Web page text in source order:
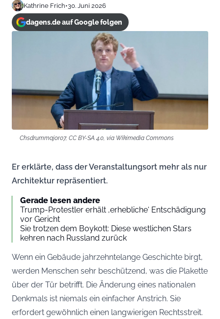
Kathrine Frich•30. Juni 2026
dagens.de auf Google folgen
Chsdrummajor07, CC BY-SA 4.0, via Wikimedia Commons
Er erklärte, dass der Veranstaltungsort mehr als nur
Architektur repräsentiert.
Gerade lesen andere
Trump-Protestler erhält ‚erhebliche‘ Entschädigung
vor Gericht
Sie trotzen dem Boykott: Diese westlichen Stars
kehren nach Russland zurück
Wenn ein Gebäude jahrzehntelange Geschichte birgt,
werden Menschen sehr beschützend, was die Plakette
über der Tür betrifft. Die Änderung eines nationalen
Denkmals ist niemals ein einfacher Anstrich. Sie
erfordert gewöhnlich einen langwierigen Rechtsstreit.